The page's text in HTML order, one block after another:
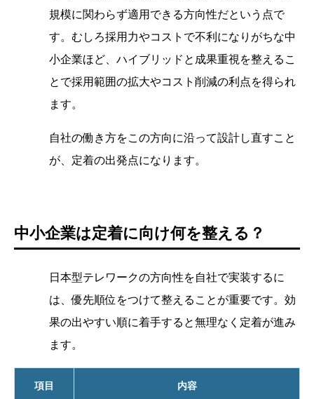
規模に関わらず適用できる方向性だという点で
す。むしろ採用力やコストで不利になりがちな中
小企業ほど、ハイブリッドと成果重視を整えるこ
とで採用範囲の拡大やコスト削減の利点を得られ
ます。
自社の働き方をこの方向に沿って設計し直すこと
が、定着の出発点になります。
中小企業は定着に向け何を整える？
日本型テレワークの方向性を自社で実装するに
は、優先順位をつけて整えることが重要です。効
果の出やすい順に着手すると無理なく定着が進み
ます。
項目 内容